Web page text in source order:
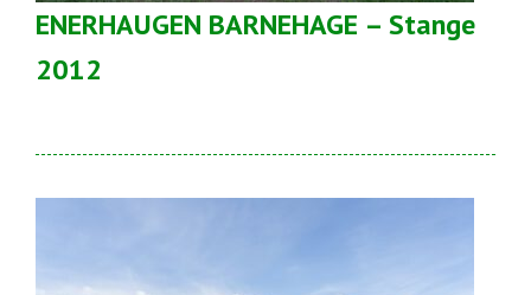
ENERHAUGEN BARNEHAGE – Stange
2012